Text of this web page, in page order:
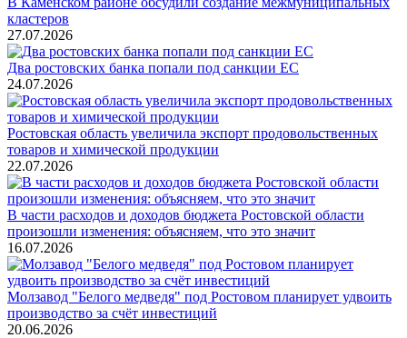
кластеров
27.07.2026
Два ростовских банка попали под санкции ЕС
24.07.2026
Ростовская область увеличила экспорт продовольственных
товаров и химической продукции
22.07.2026
В части расходов и доходов бюджета Ростовской области
произошли изменения: объясняем, что это значит
16.07.2026
Молзавод "Белого медведя" под Ростовом планирует удвоить
производство за счёт инвестиций
20.06.2026